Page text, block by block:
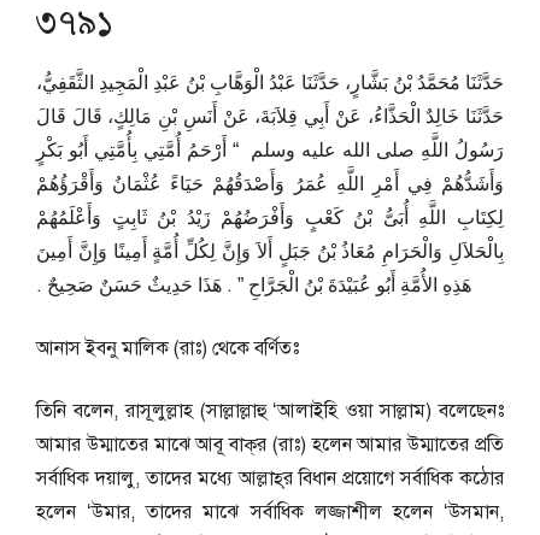
৩৭৯১
حَدَّثَنَا مُحَمَّدُ بْنُ بَشَّارٍ، حَدَّثَنَا عَبْدُ الْوَهَّابِ بْنُ عَبْدِ الْمَجِيدِ الثَّقَفِيُّ،
حَدَّثَنَا خَالِدٌ الْحَذَّاءُ، عَنْ أَبِي قِلاَبَةَ، عَنْ أَنَسِ بْنِ مَالِكٍ، قَالَ قَالَ
رَسُولُ اللَّهِ صلى الله عليه وسلم ‏ “‏ أَرْحَمُ أُمَّتِي بِأُمَّتِي أَبُو بَكْرٍ
وَأَشَدُّهُمْ فِي أَمْرِ اللَّهِ عُمَرُ وَأَصْدَقُهُمْ حَيَاءً عُثْمَانُ وَأَقْرَؤُهُمْ
لِكِتَابِ اللَّهِ أُبَىُّ بْنُ كَعْبٍ وَأَفْرَضُهُمْ زَيْدُ بْنُ ثَابِتٍ وَأَعْلَمُهُمْ
بِالْحَلاَلِ وَالْحَرَامِ مُعَاذُ بْنُ جَبَلٍ أَلاَ وَإِنَّ لِكُلِّ أُمَّةٍ أَمِينًا وَإِنَّ أَمِينَ
هَذِهِ الأُمَّةِ أَبُو عُبَيْدَةَ بْنُ الْجَرَّاحِ ‏”‏ ‏.‏ هَذَا حَدِيثٌ حَسَنٌ صَحِيحٌ ‏.‏
আনাস ইবনু মালিক (রাঃ) থেকে বর্ণিতঃ
তিনি বলেন, রাসূলুল্লাহ (সাল্লাল্লাহু ‘আলাইহি ওয়া সাল্লাম) বলেছেনঃ
আমার উম্মাতের মাঝে আবূ বাক্‌র (রাঃ) হলেন আমার উম্মাতের প্রতি
সর্বাধিক দয়ালু, তাদের মধ্যে আল্লাহ্‌র বিধান প্রয়োগে সর্বাধিক কঠোর
হলেন ‘উমার, তাদের মাঝে সর্বাধিক লজ্জাশীল হলেন ‘উসমান,